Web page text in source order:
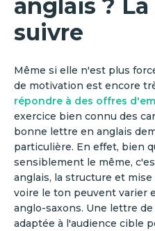
anglais ?
suivre
Même si elle n'est plus
de motivation est encore
répondre à des offres
exercice bien connu des
bonne lettre en anglais
particulière. En effet, bien
sensiblement le même,
anglais, la structure et
voire le ton peuvent varier
anglo-saxons. Une lettre
adaptée à l'audience cible